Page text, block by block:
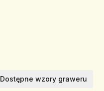
Dostępne wzory graweru